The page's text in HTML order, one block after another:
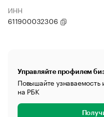
ИНН
611900032306
Управляйте профилем
Повышайте узнаваемость
на РБК